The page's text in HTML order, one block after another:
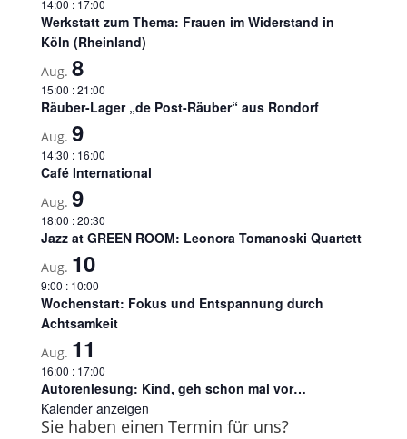
14:00 : 17:00
Werkstatt zum Thema: Frauen im Widerstand in
Köln (Rheinland)
Aug. 8
15:00 :21:00
Räuber-Lager „de Post-Räuber“ aus Rondorf
Aug. 9
14:30 : 16:00
Café International
Aug. 9
18:00 :20:30
Jazz at GREEN ROOM: Leonora Tomanoski Quartett
Aug. 10
9:00 : 10:00
Wochenstart: Fokus und Entspannung durch
Achtsamkeit
Aug. 11
16:00 : 17:00
Autorenlesung: Kind, geh schon mal vor…
Kalender anzeigen
Sie haben einen Termin für uns?